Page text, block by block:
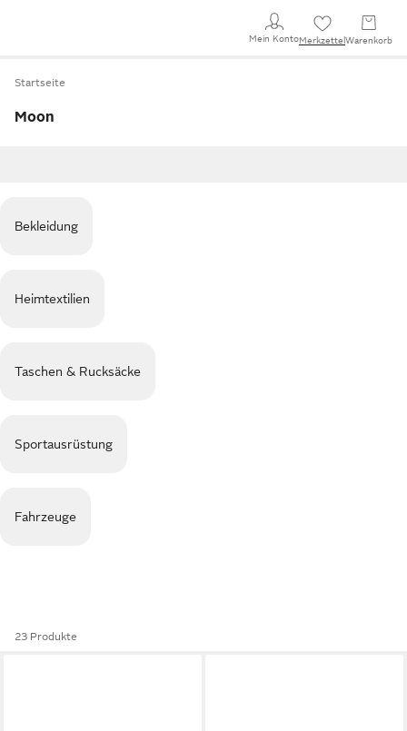
Mein KontoMerkzettel Warenkorb
Startseite
Moon
Bekleidung
Heimtextilien
Taschen & Rucksäcke
Sportausrüstung
Fahrzeuge
23 Produkte